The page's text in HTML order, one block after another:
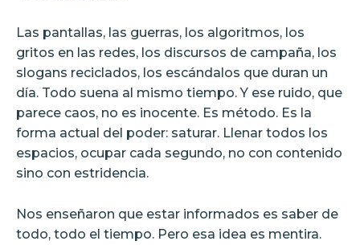
Las pantallas, las guerras, los algoritmos, los
gritos en las redes, los discursos de campaña, los
slogans reciclados, los escándalos que duran un
día. Todo suena al mismo tiempo. Y ese ruido, que
parece caos, no es inocente. Es método. Es la
forma actual del poder: saturar. Llenar todos los
espacios, ocupar cada segundo, no con contenido
sino con estridencia.
Nos enseñaron que estar informados es saber de
todo, todo el tiempo. Pero esa idea es mentira.